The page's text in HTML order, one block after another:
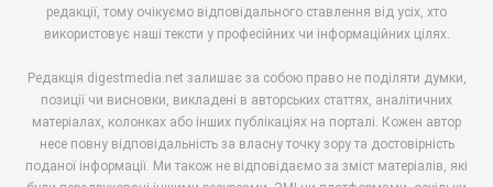
редакції, тому очікуємо відповідального ставлення від усіх, хто
використовує наші тексти у професійних чи інформаційних цілях.
Редакція digestmedia.net залишає за собою право не поділяти думки,
позиції чи висновки, викладені в авторських статтях, аналітичних
матеріалах, колонках або інших публікаціях на порталі. Кожен автор
несе повну відповідальність за власну точку зору та достовірність
поданої інформації. Ми також не відповідаємо за зміст матеріалів, які